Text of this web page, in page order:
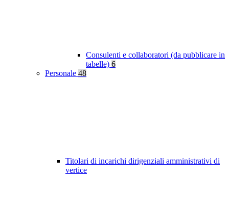
Consulenti e collaboratori (da pubblicare in
tabelle) 6
Personale 48
Titolari di incarichi dirigenziali amministrativi di
vertice